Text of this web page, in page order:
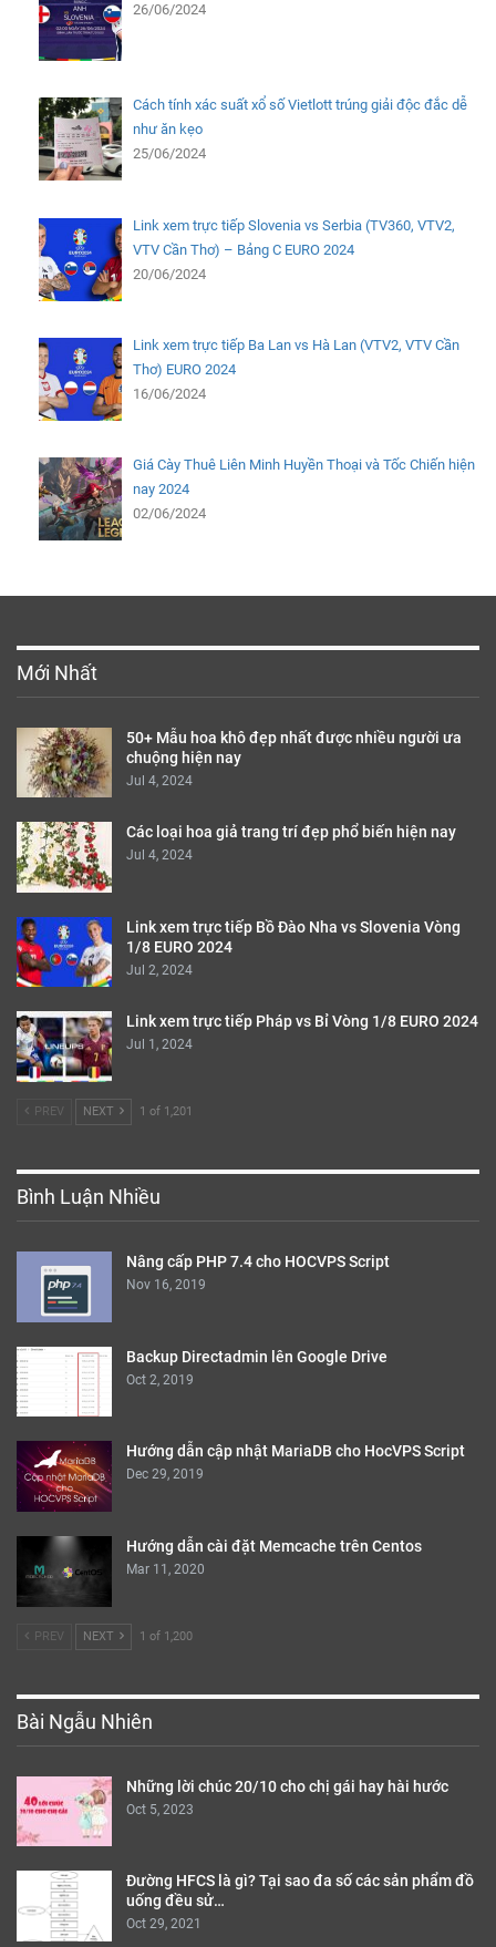
26/06/2024
Cách tính xác suất xổ số Vietlott trúng giải độc đắc dễ
như ăn kẹo
25/06/2024
Link xem trực tiếp Slovenia vs Serbia (TV360, VTV2,
VTV Cần Thơ) – Bảng C EURO 2024
20/06/2024
Link xem trực tiếp Ba Lan vs Hà Lan (VTV2, VTV Cần
Thơ) EURO 2024
16/06/2024
Giá Cày Thuê Liên Minh Huyền Thoại và Tốc Chiến hiện
nay 2024
02/06/2024
Mới Nhất
50+ Mẫu hoa khô đẹp nhất được nhiều người ưa
chuộng hiện nay
Jul 4, 2024
Các loại hoa giả trang trí đẹp phổ biến hiện nay
Jul 4, 2024
Link xem trực tiếp Bồ Đào Nha vs Slovenia Vòng
1/8 EURO 2024
Jul 2, 2024
Link xem trực tiếp Pháp vs Bỉ Vòng 1/8 EURO 2024
Jul 1, 2024
PREV NEXT 1 of 1,201
Bình Luận Nhiều
Nâng cấp PHP 7.4 cho HOCVPS Script
Nov 16, 2019
Backup Directadmin lên Google Drive
Oct 2, 2019
Hướng dẫn cập nhật MariaDB cho HocVPS Script
Dec 29, 2019
Hướng dẫn cài đặt Memcache trên Centos
Mar 11, 2020
PREV NEXT 1 of 1,200
Bài Ngẫu Nhiên
Những lời chúc 20/10 cho chị gái hay hài hước
Oct 5, 2023
Đường HFCS là gì? Tại sao đa số các sản phẩm đồ
uống đều sử…
Oct 29, 2021